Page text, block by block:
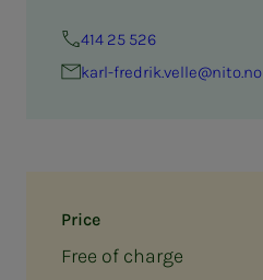
Price
Free of charge
414 25 526
karl-fredrik.velle@nito.no